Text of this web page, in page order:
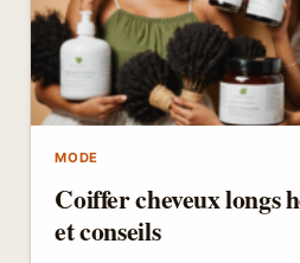
AUSTRALES
FRANÇAISES
MODE
Coiffer cheveux longs
et conseils